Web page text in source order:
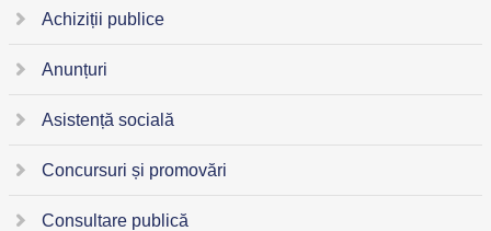
Achiziții publice
Anunțuri
Asistență socială
Concursuri și promovări
Consultare publică